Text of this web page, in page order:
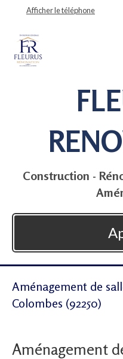
Afficher le téléphone
Construction -
Aménagement de
Colombes (92250)
Aménagement